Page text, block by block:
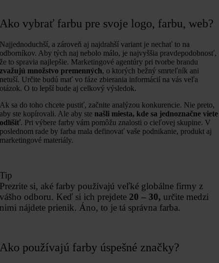
Ako vybrať farbu pre svoje logo, farbu, web?
Najjednoduchší, a zároveň aj najdrahší variant je nechať to na
odborníkov. Aby tých naj nebolo málo, je najvyššia pravdepodobnosť,
že to spravia najlepšie. Marketingové agentúry pri tvorbe brandu
zvažujú množstvo premenných, o ktorých bežný smrteľník ani
netuší. Určite budú mať vo fáze zbierania informácií na vás veľa
otázok. O to lepší bude aj celkový výsledok.
Ak sa do toho chcete pustiť, začnite analýzou konkurencie. Nie preto,
aby ste kopírovali. Ale aby ste našli miesta, kde sa jednoznačne viete
odlíšiť. Pri výbere farby vám pomôžu znalosti o cieľovej skupine. V
poslednom rade by farba mala definovať vaše podnikanie, produkt aj
marketingové materiály.
Tip
Prezrite si, aké farby používajú veľké globálne firmy z
vášho odboru. Keď si ich prejdete 20 – 30, určite medzi
nimi nájdete prienik. Áno, to je tá správna farba.
Ako používajú farby úspešné značky?